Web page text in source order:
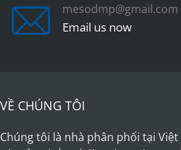
mesodmp@gmail.com
Email us now
VỀ CHÚNG TÔI
Chúng tôi là nhà phân phối tại